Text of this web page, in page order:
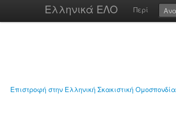
Ελληνικά ΕΛΟ Περί
Επιστροφή στην Ελληνική Σκακιστική Ομοσπονδία